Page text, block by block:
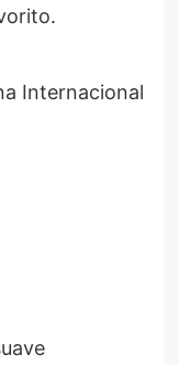
Internacional